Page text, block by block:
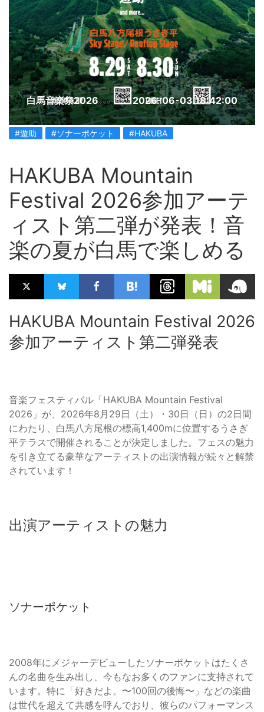
白馬音楽祭2026 2026-06-03 18:42:00
#遊助 #ソナーポケット #HAKUBA
HAKUBA Mountain
Festival 2026参加アーテ
ィスト第二弾が発表！音
楽の夏が白馬で楽しめる
HAKUBA Mountain Festival 2026
参加アーティスト第二弾発表
音楽フェスティバル「HAKUBA Mountain Festival
2026」が、2026年8月29日（土）・30日（日）の2日間
にわたり、白馬八方尾根の標高1,400mに位置するうさぎ
平テラスで開催されることが決定しました。フェスの魅力
を引き立てる豪華なアーティストの出演情報が続々と解禁
されています！
出演アーティストの魅力
ソナーポケット
2008年にメジャーデビューしたソナーポケットはたくさ
んの名曲を生み出し、今もなお多くのファンに支持されて
います。特に「好きだよ。〜100回の後悔〜」などの楽曲
は世代を超えて共感を呼んでおり、彼らのパフォーマンス